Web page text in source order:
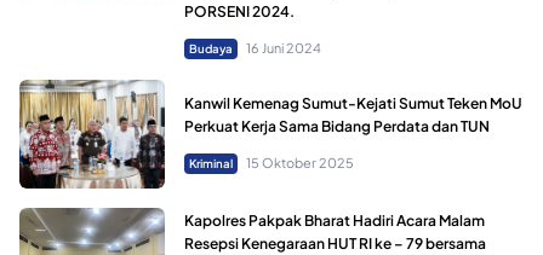
PORSENI 2024.
Budaya 16 Juni 2024
Kanwil Kemenag Sumut-Kejati Sumut Teken MoU
Perkuat Kerja Sama Bidang Perdata dan TUN
Kriminal 15 Oktober 2025
Kapolres Pakpak Bharat Hadiri Acara Malam
Resepsi Kenegaraan HUT RI ke – 79 bersama